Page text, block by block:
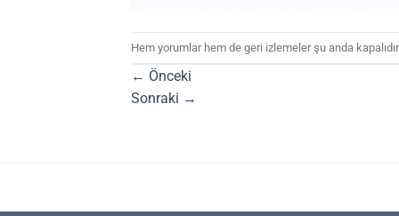
Hem yorumlar hem de geri izlemeler şu anda
← Önceki
Sonraki →